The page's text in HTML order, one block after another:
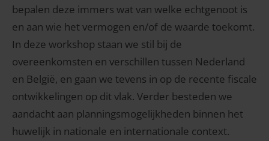
bepalen deze immers wat van welke echtgenoot is
en aan wie het vermogen en/of de waarde toekomt.
In deze workshop staan we stil bij de
overeenkomsten en verschillen tussen Nederland
en België, en gaan we tevens in op de recente fiscale
ontwikkelingen op dit vlak. Verder besteden we
aandacht aan planningsmogelijkheden binnen het
huwelijk in nationale en internationale context.